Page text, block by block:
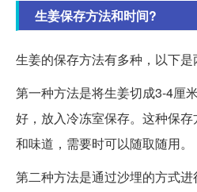
生姜保存方法和时间?
生姜的保存方法有多种，以下是
第一种方法是将生姜切成3-4厘
好，放入冷冻室保存。这种保
和味道，需要时可以随取随用。
第二种方法是通过沙埋的方式